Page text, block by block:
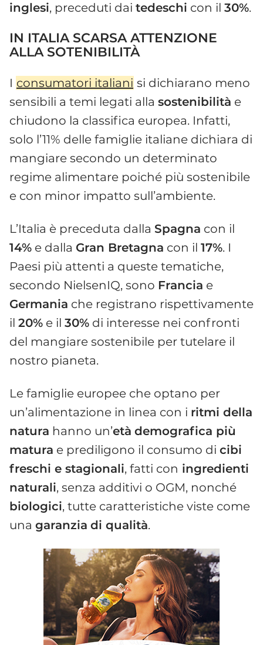
inglesi, preceduti dai tedeschi con il 30%.
IN ITALIA SCARSA ATTENZIONE
ALLA SOTENIBILITÀ
I consumatori italiani si dichiarano meno
sensibili a temi legati alla sostenibilità e
chiudono la classifica europea. Infatti,
solo l’11% delle famiglie italiane dichiara di
mangiare secondo un determinato
regime alimentare poiché più sostenibile
e con minor impatto sull’ambiente.
L’Italia è preceduta dalla Spagna con il
14% e dalla Gran Bretagna con il 17%. I
Paesi più attenti a queste tematiche,
secondo NielsenIQ, sono Francia e
Germania che registrano rispettivamente
il 20% e il 30% di interesse nei confronti
del mangiare sostenibile per tutelare il
nostro pianeta.
Le famiglie europee che optano per
un’alimentazione in linea con i ritmi della
natura hanno un’età demografica più
matura e prediligono il consumo di cibi
freschi e stagionali, fatti con ingredienti
naturali, senza additivi o OGM, nonché
biologici, tutte caratteristiche viste come
una garanzia di qualità.